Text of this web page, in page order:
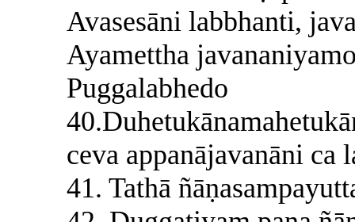
Avasesāni labbhanti,
Ayamettha
Puggalabhedo
ceva appanājavanāni ca
41. Tathā